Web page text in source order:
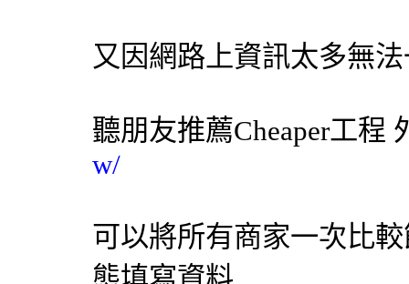
又因網路上資訊太多無
聽朋友推薦Cheaper工程
w/
可以將所有商家一次比